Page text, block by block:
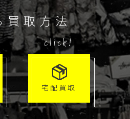
買取方法
click!
宅配買取